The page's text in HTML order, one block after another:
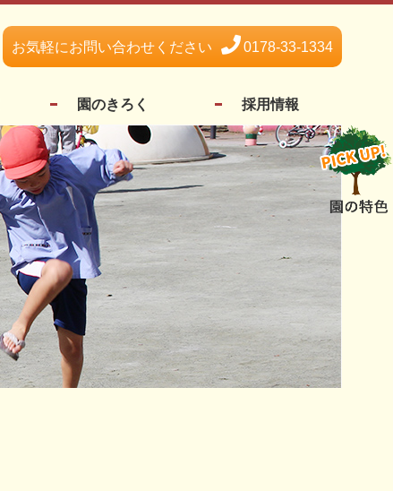
お気軽にお問い合わせください 0178-33-1334
園のきろく 採用情報